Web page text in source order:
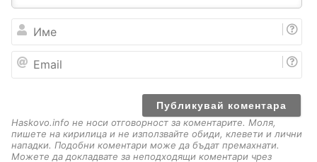
е
a
Haskovo.info не носи отговорност за коментарите. Моля,
пишете на кирилица и не използвайте обиди, клевети и лични
нападки. Подобни коментари може да бъдат премахнати.
Можете да докладвате за неподходящи коментари чрез